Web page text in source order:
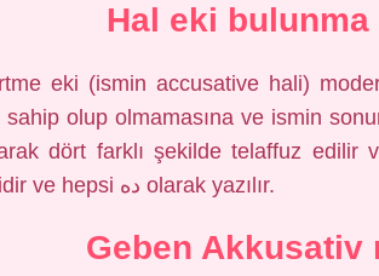
Hal eki
eki (ismin accusative hali)
sahip olup olmamasına ve ismin
dört farklı şekilde telaffuz edilir
biçimleridir ve hepsi ده olarak yazılır.
Geben Akkusativ